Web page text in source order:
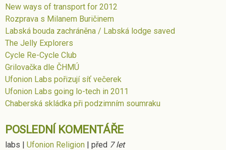
New ways of transport for 2012
Rozprava s Milanem Buričinem
Labská bouda zachráněna / Labská lodge saved
The Jelly Explorers
Cycle Re-Cycle Club
Grilovačka dle ČHMÚ
Ufonion Labs pořizují síť večerek
Ufonion Labs going lo-tech in 2011
Chaberská skládka při podzimním soumraku
POSLEDNÍ KOMENTÁŘE
labs | Ufonion Religion | před 7 let